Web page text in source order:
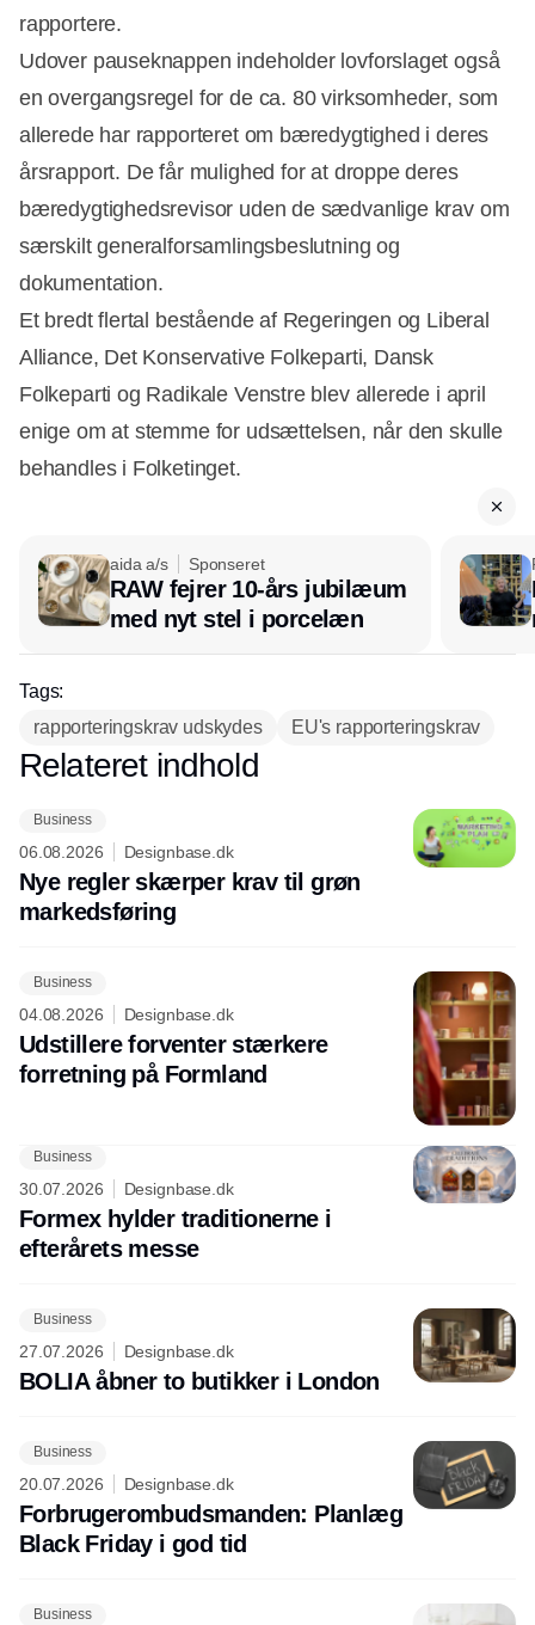
rapportere.
Udover pauseknappen indeholder lovforslaget også
en overgangsregel for de ca. 80 virksomheder, som
allerede har rapporteret om bæredygtighed i deres
årsrapport. De får mulighed for at droppe deres
bæredygtighedsrevisor uden de sædvanlige krav om
særskilt generalforsamlingsbeslutning og
dokumentation.
Et bredt flertal bestående af Regeringen og Liberal
Alliance, Det Konservative Folkeparti, Dansk
Folkeparti og Radikale Venstre blev allerede i april
enige om at stemme for udsættelsen, når den skulle
behandles i Folketinget.
aida a/s Sponseret
RAW fejrer 10-års jubilæum
med nyt stel i porcelæn
Tags:
rapporteringskrav udskydes
EU's rapporteringskrav
Annonce
Relateret indhold
Business
06.08.2026 Designbase.dk
Nye regler skærper krav til grøn
markedsføring
Business
04.08.2026 Designbase.dk
Udstillere forventer stærkere
forretning på Formland
Business
30.07.2026 Designbase.dk
Formex hylder traditionerne i
efterårets messe
Business
27.07.2026 Designbase.dk
BOLIA åbner to butikker i London
Business
20.07.2026 Designbase.dk
Forbrugerombudsmanden: Planlæg
Black Friday i god tid
Business